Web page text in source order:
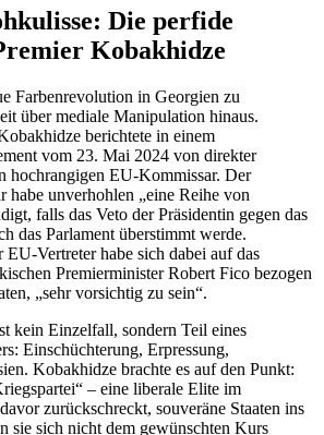
Die perfide
Kobakhidze
Farbenrevolution in Georgien zu
über mediale Manipulation hinaus.
berichtete in einem
vom 23. Mai 2024 von direkter
hochrangigen EU-Kommissar. Der
habe unverhohlen „eine Reihe von
falls das Veto der Präsidentin gegen das
das Parlament überstimmt werde.
Vertreter habe sich dabei auf das
Premierminister Robert Fico bezogen
„sehr vorsichtig zu sein“.
kein Einzelfall, sondern Teil eines
Einschüchterung, Erpressung,
Kobakhidze brachte es auf den Punkt:
– eine liberale Elite im
zurückschreckt, souveräne Staaten ins
sie sich nicht dem gewünschten Kurs